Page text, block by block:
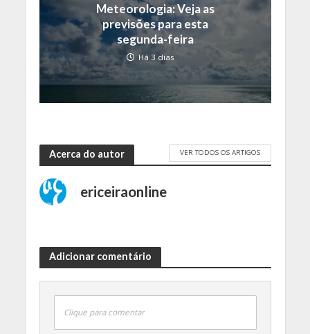
Meteorologia: Veja as
previsões para esta
segunda-feira
Há 3 dias
Acerca do autor VER TODOS OS ARTIGOS
ericeiraonline
Adicionar comentário
Clique para comentar